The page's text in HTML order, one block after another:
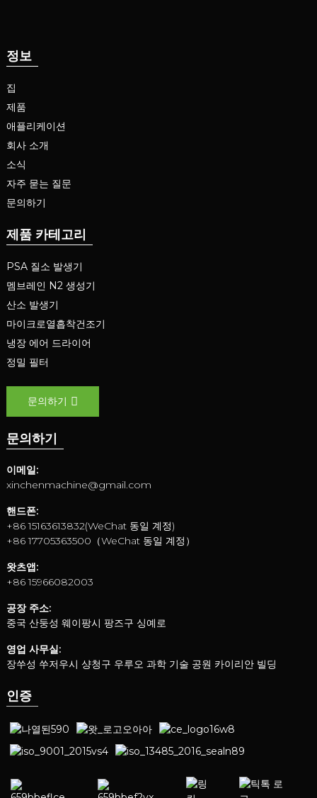
정보
집
제품
애플리케이션
회사 소개
소식
자주 묻는 질문
문의하기
제품 카테고리
PSA 질소 발생기
멤브레인 N2 생성기
산소 발생기
마이크로열흡착건조기
냉장 에어 드라이어
정밀 필터
문의하기
문의하기
이메일:
xinchenmachine@gmail.com
핸드폰:
+86 15163613832(WeChat 동일 계정)
+86 17705363500（WeChat 동일 계정）
왓츠앱:
+86 15966082003
공장 주소:
중국 산둥성 웨이팡시 팡즈구 싱예로
영업 사무실:
장쑤성 쑤저우시 샹청구 우루오 과학 기술 공원 카이리안 빌딩
인증